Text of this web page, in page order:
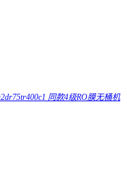
同款4级RO膜无桶机